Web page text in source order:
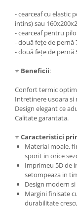
- cearceaf cu elastic
intins) sau
- cearceaf pentru
- două fețe de pernă
- două fețe de pernă
⭐ Beneficii:
Confort termic
Intretinere usoara si
Design elegant ce
Calitate garantata.
⭐ Caracteristici
Material moale,
sporit in orice
Imprimeu 5D de
setompeaza in
Design modern
Margini finisate
durabilitate